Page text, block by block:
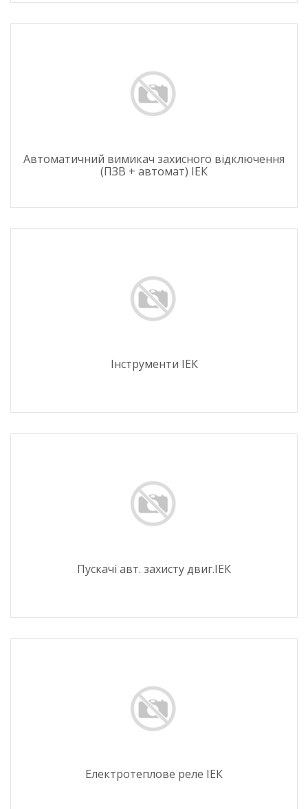
Автоматичний вимикач захисного відключення
(ПЗВ + автомат) ІЕК
Інструменти ІЕК
Пускачі авт. захисту двиг.ІЕК
Електротеплове реле ІЕК